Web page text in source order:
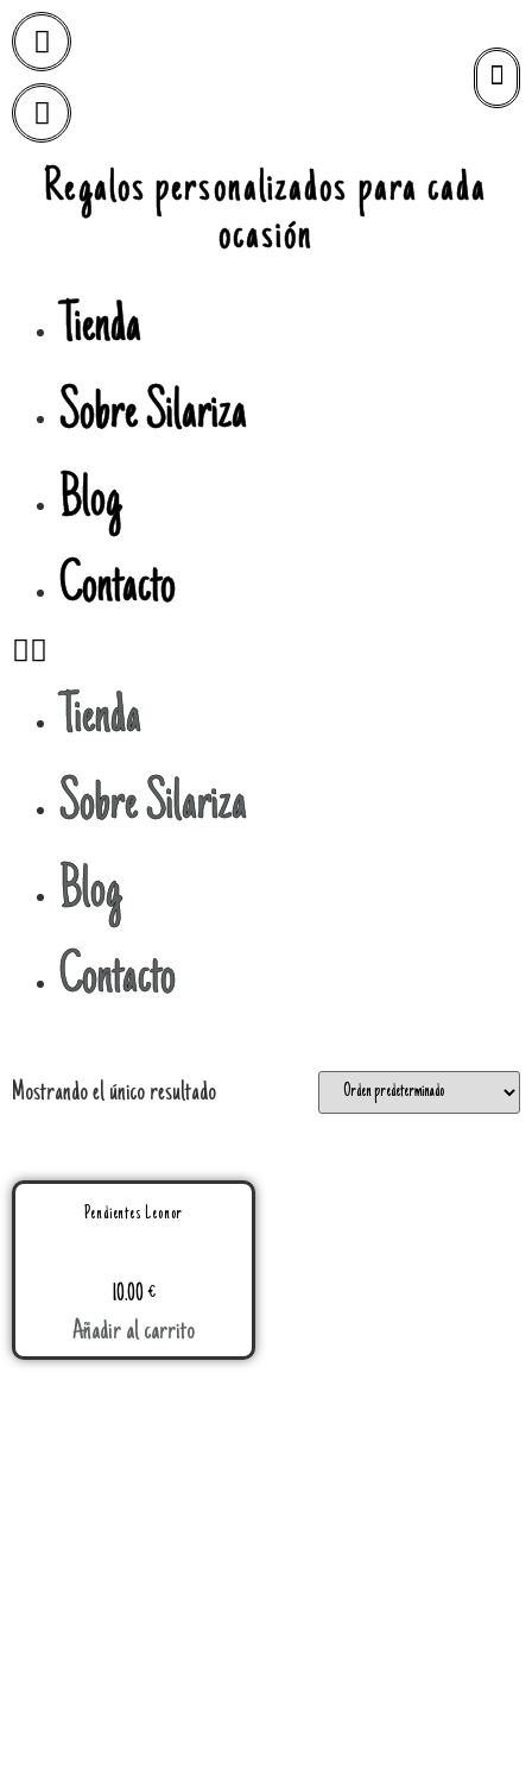
Regalos personalizados para cada
ocasión
Tienda
Sobre Silariza
Blog
Contacto
Tienda
Sobre Silariza
Blog
Contacto
Mostrando el único resultado
Pendientes Leonor
10.00€
Añadir al carrito